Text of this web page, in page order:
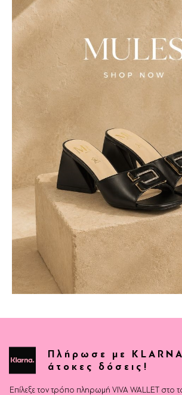
Πλήρωσε με
άτοκες δόσεις!
Επίλεξε τον τρόπο πληρωμή VIVA WALLET στο